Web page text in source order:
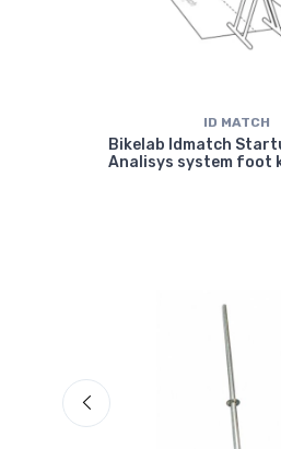
ID MATCH
Bikelab Idmatch
Analisys system foot